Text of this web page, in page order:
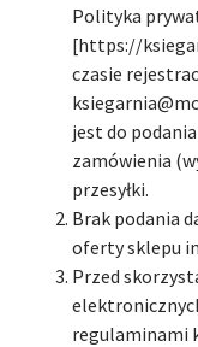
Polityka
[https://
czasie
jest do
zamówienia
przesyłki.
Brak podania
oferty sklepu
Przed
regulaminami